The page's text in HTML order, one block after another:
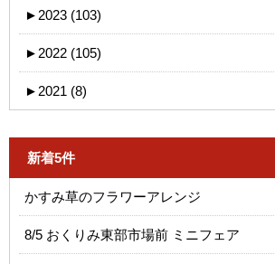
► 2023 (103)
► 2022 (105)
► 2021 (8)
新着5件
かすみ草のフラワーアレンジ
8/5 おくりみ東部市場前 ミニフェア